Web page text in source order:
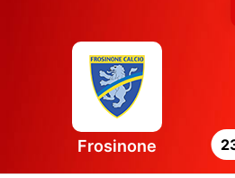
Frosinone